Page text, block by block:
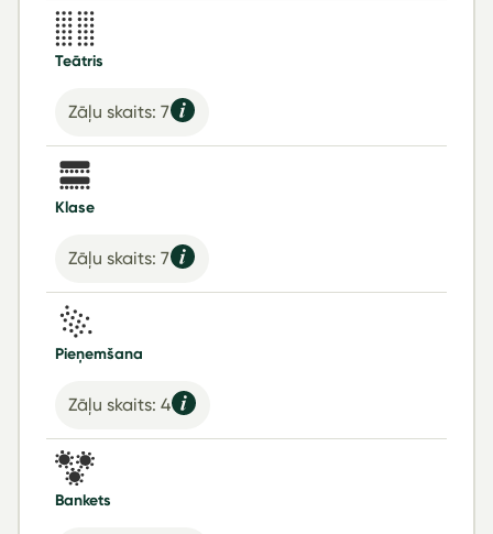
Teātris
Zāļu skaits: 7
Klase
Zāļu skaits: 7
Pieņemšana
Zāļu skaits: 4
Bankets